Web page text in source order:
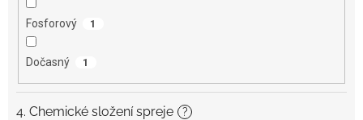
Fosforový 1
Dočasný 1
4. Chemické složení spreje ?